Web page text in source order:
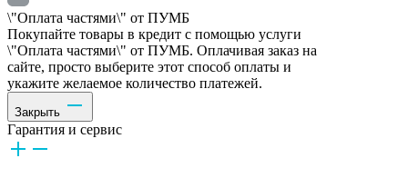
\"Оплата частями\" от ПУМБ
Покупайте товары в кредит с помощью услуги
\"Оплата частями\" от ПУМБ. Оплачивая заказ на
сайте, просто выберите этот способ оплаты и
укажите желаемое количество платежей.
Закрыть
Гарантия и сервис